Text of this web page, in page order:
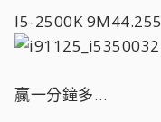
I5-2500K 9M44.255
贏一分鐘多…